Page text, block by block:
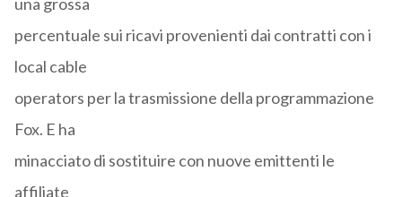
una grossa
percentuale sui ricavi provenienti dai contratti con i
local cable
operators per la trasmissione della programmazione
Fox. E ha
minacciato di sostituire con nuove emittenti le
affiliate